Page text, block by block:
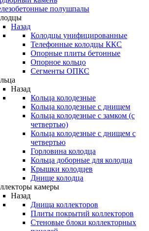
полушпалы
Назад
Колодцы унифицированные
Телефонные колодцы ККС
Опорные плиты бетонные
Опорное кольцо
Сегменты ОПКС
Назад
Кольца колодезные
Кольца колодезные с днищем
Кольца колодезные с замком (с
четвертью)
Кольца колодезные с днищем с
четвертью
Горловина колодца
Кольца доборные для колодца
Крышки колодцев
Днище колодца
камеры
Назад
Днища коллекторов
Плиты покрытий коллекторов
Стеновые блоки коллекторных